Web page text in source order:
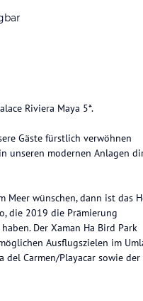
Riviera Maya 5*.
Gäste fürstlich verwöhnen
unseren modernen Anlagen
Meer wünschen, dann ist das
die 2019 die Prämierung
Der Xaman Ha Bird Park
Ausflugszielen im
del Carmen/Playacar sowie der